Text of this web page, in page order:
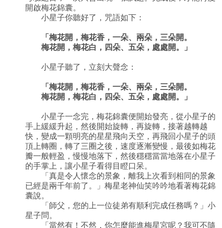
開啟梅花錦囊。
小星子你聽好了，咒語如下：
「梅花開，梅花香，一朵、兩朵，三朵開。
梅花開，梅花白，四朵、五朵，處處開。」
小星子聽了，立刻大聲念：
「梅花開，梅花香，一朵、兩朵，三朵開。
梅花開，梅花白，四朵、五朵，處處開。」
小星子一念完，梅花錦囊便開始發亮，從小星子的
手上緩緩升起，然後開始旋轉，再旋轉，接著越轉越
快，變成一顆明亮的星星飛向天空，再飛回小星子的頭
頂上轉圈，轉了三圈之後，速度逐漸變慢，最後如梅花
瓣一般輕盈，慢慢地落下，然後穩穩當當地落在小星子
的手掌上，讓小星子看得目瞪口呆。
「真是令人懷念的景象，離我上次看到相同的景象
已經是兩千年前了。」梅星老神仙笑吟吟地看著梅花錦
囊說。
「師父，您的上一位徒弟有順利完成任務嗎？」小
星子問。
「當然有！不然，你怎麼能進梅星宮呢？我可不隨